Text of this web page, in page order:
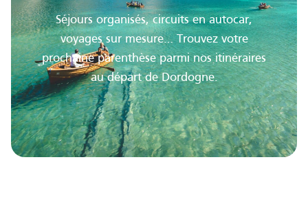
Séjours organisés, circuits en autocar,
voyages sur mesure… Trouvez votre
prochaine parenthèse parmi nos itinéraires
au départ de Dordogne.